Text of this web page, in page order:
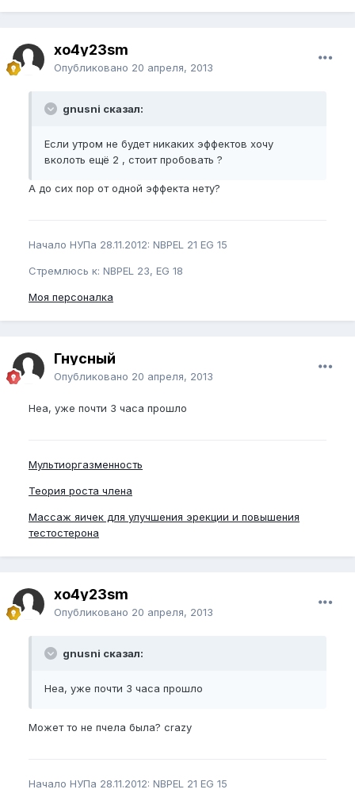
xo4y23sm
Опубликовано 20 апреля, 2013
gnusni сказал:
Если утром не будет никаких эффектов хочу
вколоть ещё 2 , стоит пробовать ?
А до сих пор от одной эффекта нету?
Начало НУПа 28.11.2012: NBPEL 21 EG 15
Стремлюсь к: NBPEL 23, EG 18
Моя персоналка
Гнусный
Опубликовано 20 апреля, 2013
Неа, уже почти 3 часа прошло
Мультиоргазменность
Теория роста члена
Массаж яичек для улучшения эрекции и повышения
тестостерона
xo4y23sm
Опубликовано 20 апреля, 2013
gnusni сказал:
Неа, уже почти 3 часа прошло
Может то не пчела была? crazy
Начало НУПа 28.11.2012: NBPEL 21 EG 15